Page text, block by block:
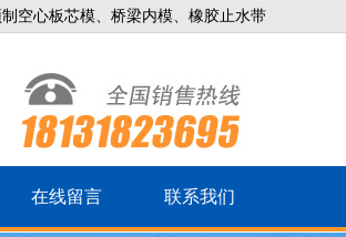
空心板芯模、桥梁内模、橡胶止水带
在线留言 联系我们